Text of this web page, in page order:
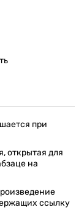
при
открытая для
на
ссылку